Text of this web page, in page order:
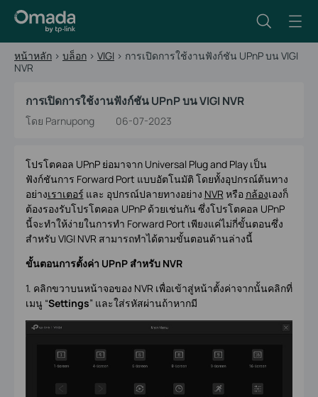
หน้าหลัก > บล็อก > VIGI > การเปิดการใช้งานฟังก์ชัน UPnP บน VIGI
NVR
การเปิดการใช้งานฟังก์ชัน UPnP บน VIGI NVR
โดย Parnupong 06-07-2023
โปรโตคอล UPnP ย่อมาจาก Universal Plug and Play เป็น
ฟังก์ชันการ Forward Port แบบอัตโนมัติ โดยทั้งอุปกรณ์ต้นทาง
อย่างเราเตอร์ และ อุปกรณ์ปลายทางอย่าง NVR หรือ กล้องเองก็
ต้องรองรับโปรโตคอล UPnP ด้วยเช่นกัน ซึ่งโปรโตคอล UPnP
นี้จะทำให้ง่ายในการทำ Forward Port เพียงแค่ไม่กี่ขั้นตอนซึ่ง
สำหรับ VIGI NVR สามารถทำได้ตามขั้นตอนด้านล่างนี้
ขั้นตอนการตั้งค่า UPnP สำหรับ NVR
1. คลิกขวาบนหน้าจอของ NVR เพื่อเข้าสู่หน้าตั้งค่าจากนั้นคลิกที่
เมนู “Settings” และใส่รหัสผ่านถ้าหากมี